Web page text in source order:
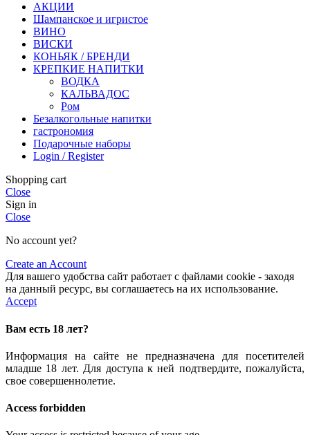
АКЦИИ
Шампанское и игристое
ВИНО
ВИСКИ
КОНЬЯК / БРЕНДИ
КРЕПКИЕ НАПИТКИ
ВОДКА
КАЛЬВАДОС
Ром
Безалкогольные напитки
гастрономия
Подарочные наборы
Login / Register
Shopping cart
Close
Sign in
Close
No account yet?
Create an Account
Для вашего удобства сайт работает с файлами cookie - заходя
на данный ресурс, вы соглашаетесь на их использование.
Accept
Вам есть 18 лет?
Информация на сайте не предназначена для посетителей
младше 18 лет. Для доступа к ней подтвердите, пожалуйста,
свое совершеннолетие.
Access forbidden